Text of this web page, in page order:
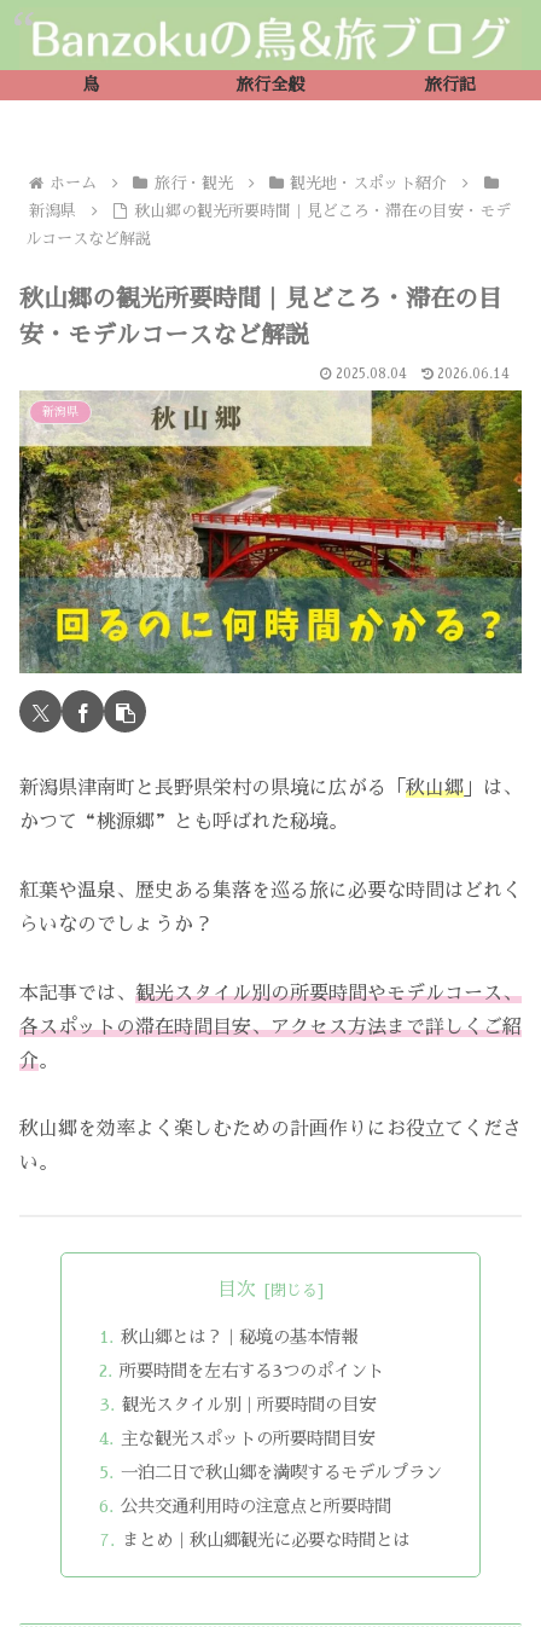
鳥 旅行全般 旅行記
ホーム 旅行・観光
観光地・スポット紹介
新潟県
秋山郷の観光所要時間｜見どころ・滞在の目安・モデ
ルコースなど解説
秋山郷の観光所要時間｜見どころ・滞在の目
安・モデルコースなど解説
2025.08.04 2026.06.14
新潟県
新潟県津南町と長野県栄村の県境に広がる「 秋山郷 」は、
かつて“桃源郷”とも呼ばれた秘境。
紅葉や温泉、歴史ある集落を巡る旅に必要な時間はどれく
らいなのでしょうか？
本記事では、 観光スタイル別の所要時間やモデルコース、
各スポットの滞在時間目安、アクセス方法まで詳しくご紹
介。
秋山郷を効率よく楽しむための計画作りにお役立てくださ
い。
目次
秋山郷とは？｜秘境の基本情報
所要時間を左右する3つのポイント
観光スタイル別｜所要時間の目安
主な観光スポットの所要時間目安
一泊二日で秋山郷を満喫するモデルプラン
公共交通利用時の注意点と所要時間
まとめ｜秋山郷観光に必要な時間とは